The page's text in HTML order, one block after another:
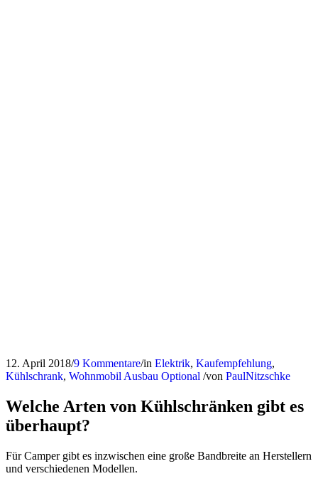
12. April 2018/9 Kommentare/in Elektrik, Kaufempfehlung,
Kühlschrank, Wohnmobil Ausbau Optional /von PaulNitzschke
Welche Arten von Kühlschränken gibt es
überhaupt?
Für Camper gibt es inzwischen eine große Bandbreite an Herstellern
und verschiedenen Modellen.